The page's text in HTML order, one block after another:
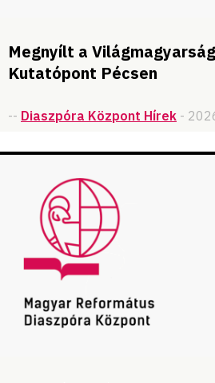
Megnyílt a
Kutatópont Pécsen
-- Diaszpóra Központ Hírek -